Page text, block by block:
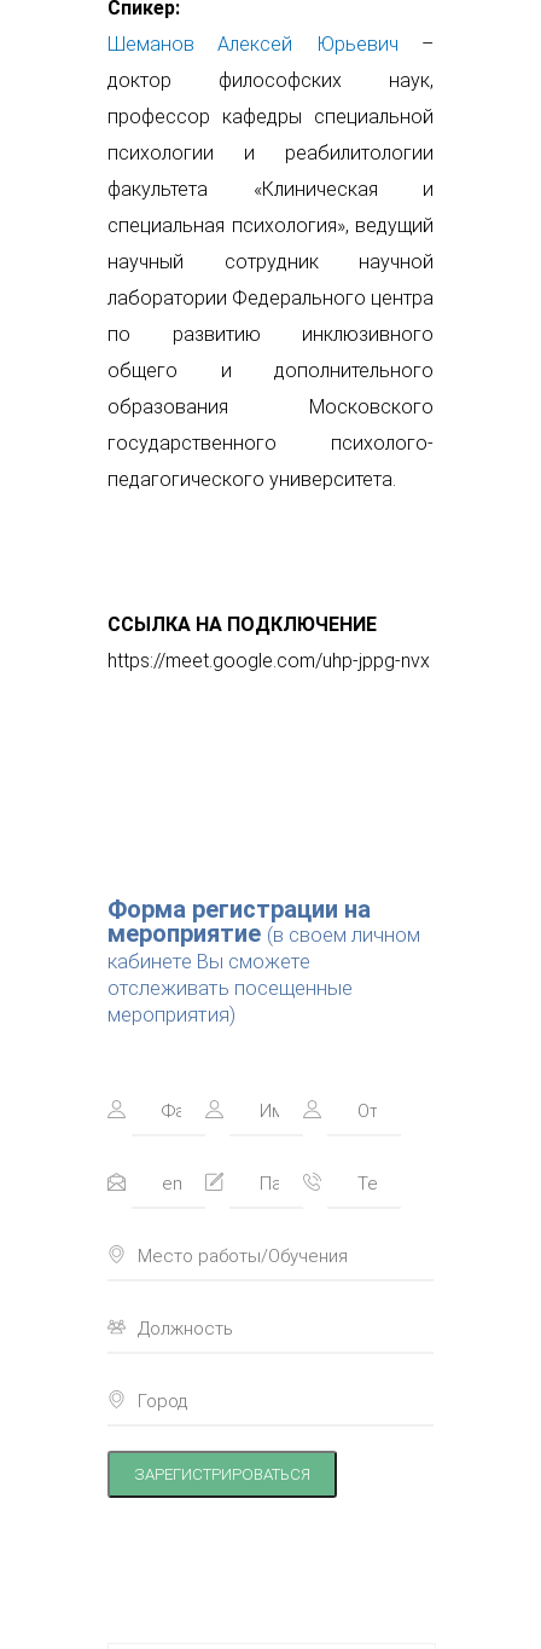
Спикер:
Шеманов Алексей Юрьевич –
доктор философских наук,
профессор кафедры специальной
психологии и реабилитологии
факультета «Клиническая и
специальная психология», ведущий
научный сотрудник научной
лаборатории Федерального центра
по развитию инклюзивного
общего и дополнительного
образования Московского
государственного психолого-
педагогического университета.
ССЫЛКА НА ПОДКЛЮЧЕНИЕ
https://meet.google.com/uhp-jppg-nvx
Форма регистрации на
мероприятие (в своем личном
кабинете Вы сможете
отслеживать посещенные
мероприятия)
ЗАРЕГИСТРИРОВАТЬСЯ